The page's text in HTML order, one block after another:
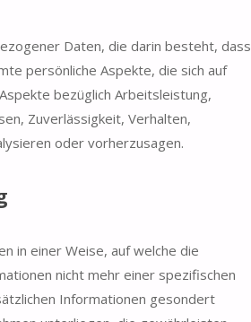
Daten, die darin besteht, dass
persönliche Aspekte, die sich auf
bezüglich Arbeitsleistung,
Zuverlässigkeit, Verhalten,
oder vorherzusagen.
in einer Weise, auf welche die
nicht mehr einer spezifischen
Informationen gesondert